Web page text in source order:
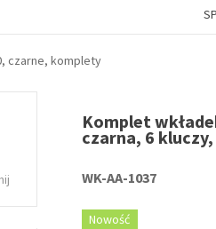
czarne, komplety
Komplet
czarna, 6
WK-AA-1037
Nowość